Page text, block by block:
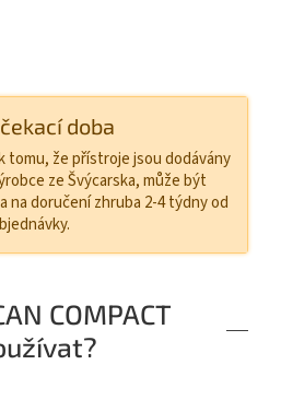
doba
tomu, že přístroje jsou dodávány
ze Švýcarska, může být
na doručení zhruba 2-4 týdny od
COMPACT